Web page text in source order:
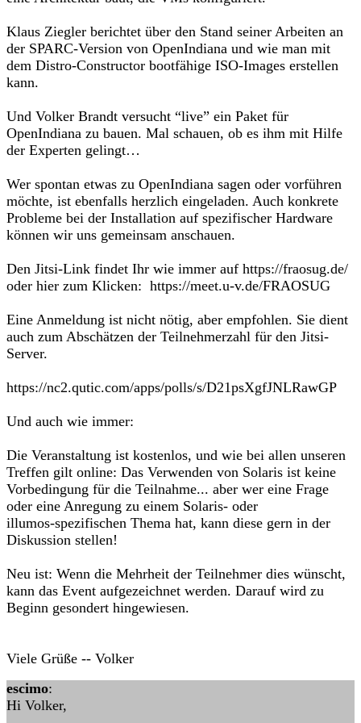
Klaus Ziegler berichtet über den Stand seiner Arbeiten an
der SPARC-Version von OpenIndiana und wie man mit
dem Distro-Constructor bootfähige ISO-Images erstellen
kann.
Und Volker Brandt versucht “live” ein Paket für
OpenIndiana zu bauen. Mal schauen, ob es ihm mit Hilfe
der Experten gelingt…
Wer spontan etwas zu OpenIndiana sagen oder vorführen
möchte, ist ebenfalls herzlich eingeladen. Auch konkrete
Probleme bei der Installation auf spezifischer Hardware
können wir uns gemeinsam anschauen.
Den Jitsi-Link findet Ihr wie immer auf https://fraosug.de/
oder hier zum Klicken: https://meet.u-v.de/FRAOSUG
Eine Anmeldung ist nicht nötig, aber empfohlen. Sie dient
auch zum Abschätzen der Teilnehmerzahl für den Jitsi-
Server.
https://nc2.qutic.com/apps/polls/s/D21psXgfJNLRawGP
Und auch wie immer:
Die Veranstaltung ist kostenlos, und wie bei allen unseren
Treffen gilt online: Das Verwenden von Solaris ist keine
Vorbedingung für die Teilnahme... aber wer eine Frage
oder eine Anregung zu einem Solaris- oder
illumos-spezifischen Thema hat, kann diese gern in der
Diskussion stellen!
Neu ist: Wenn die Mehrheit der Teilnehmer dies wünscht,
kann das Event aufgezeichnet werden. Darauf wird zu
Beginn gesondert hingewiesen.
Viele Grüße -- Volker
escimo:
Hi Volker,